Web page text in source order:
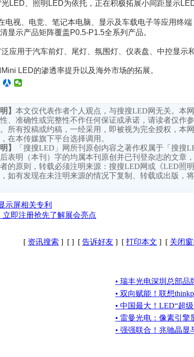
LED、照明LED为依托，正在积极拓展小间距显示
视、电竞、笔记本电脑、显示及车载电子等应用终
显示产品矩阵覆盖P0.5-P1.5全系列产品。
应用于汽车前灯、尾灯、氛围灯、仪表盘、中控显示
LED的渗透率提升以及海外市场的拓展。
】 本文仅代表作者个人观点，与搜搜LED网无关。本
、准确性或完整性不作任何保证或承诺，请读者仅作
所有投稿或约稿，一经采用，即被视为完全授权，本
在本传媒旗下平台选择调用。
】
「搜搜LED」网所刊原创内容之著作权属于「搜搜
表明（本刊）字的均属本刊原创并已刊登杂志的文章
的原则，转载必须注明来源：搜搜LED网或《LED照
如有发现在未注明来源的情况下复制、转载或出版，
示屏相关专利
立即注册抢先了解展会亮点
[ 资讯搜索 ] [ ] [ 告诉好友 ] [ 打印本文 ] [ 关闭窗
• 瑞丰光电深圳总部
• 双向赋能！联想
• 中国最大！LED“超
• 雷曼光电：像素引擎
• 强强联合！兆驰晶